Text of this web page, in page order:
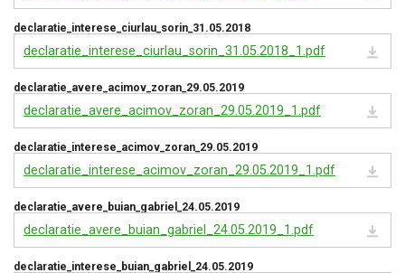
declaratie_interese_ciurlau_sorin_31.05.2018
declaratie_interese_ciurlau_sorin_31.05.2018_1.pdf
declaratie_avere_acimov_zoran_29.05.2019
declaratie_avere_acimov_zoran_29.05.2019_1.pdf
declaratie_interese_acimov_zoran_29.05.2019
declaratie_interese_acimov_zoran_29.05.2019_1.pdf
declaratie_avere_buian_gabriel_24.05.2019
declaratie_avere_buian_gabriel_24.05.2019_1.pdf
declaratie_interese_buian_gabriel_24.05.2019